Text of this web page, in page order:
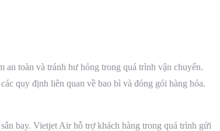
an toàn và tránh hư hỏng trong quá trình vận chuyển.
quy định liên quan về bao bì và đóng gói hàng hóa.
bay. Vietjet Air hỗ trợ khách hàng trong quá trình gửi